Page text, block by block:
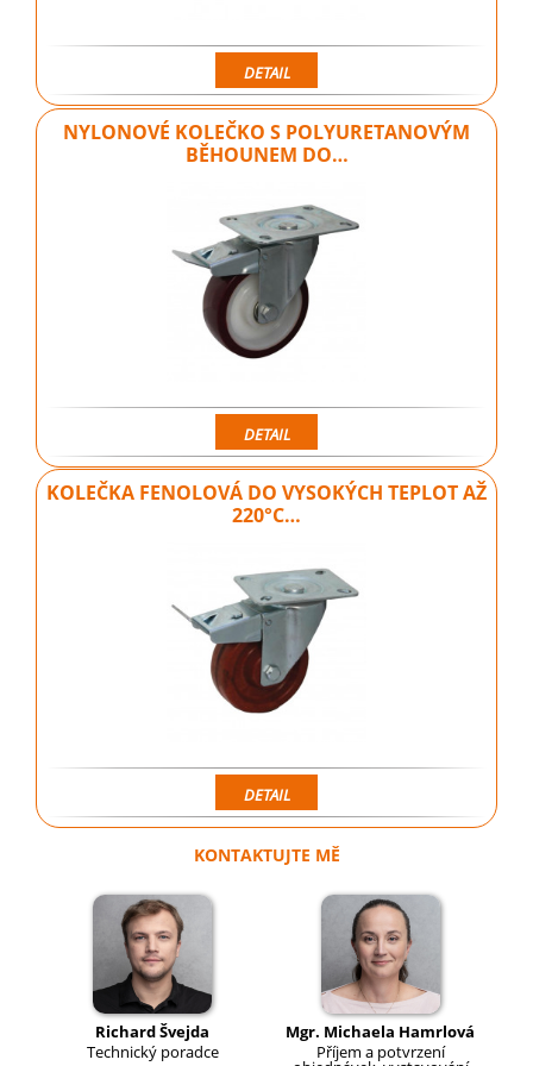
DETAIL
NYLONOVÉ KOLEČKO S POLYURETANOVÝM
BĚHOUNEM DO…
DETAIL
KOLEČKA FENOLOVÁ DO VYSOKÝCH TEPLOT AŽ
220°C…
DETAIL
KONTAKTUJTE MĚ
Richard Švejda
Technický poradce
Mgr. Michaela Hamrlová
Příjem a potvrzení